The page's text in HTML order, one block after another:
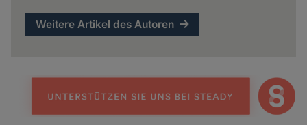
Weitere Artikel des Autoren